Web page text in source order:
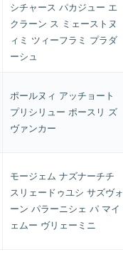
シチャース パカジュー エ
クラーン ス ミェーストヌ
ィミ ツィーフラミ プラダ
ーシュ
ポールヌィ アッチョート
プリシリュー ポースリ ズ
ヴァンカー
モージェム ナズナーチチ
スリェードゥユシ サズヴォ
ーン パラーニシェ パ マイ
ェムー ヴリェーミニ